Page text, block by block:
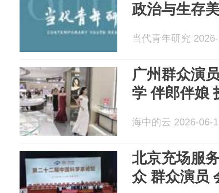
政治与生存
当代青年研究
广州群众演
学 伴郎伴娘
海中的云 2026-06-
北京充场服
众 群众演员